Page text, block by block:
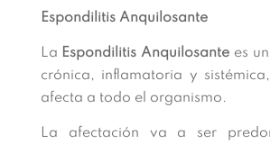
Espondilitis Anquilosante
La Espondilitis Anquilosante es
crónica, inflamatoria y
afecta a todo el organismo.
La afectación va a ser